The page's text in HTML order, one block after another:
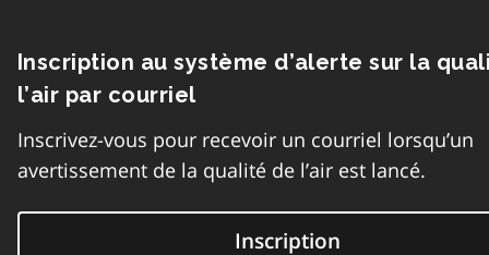
Inscription au système d’alerte sur la
l’air par courriel
Inscrivez-vous pour recevoir un courriel lorsqu’un
avertissement de la qualité de l’air est lancé.
Inscription